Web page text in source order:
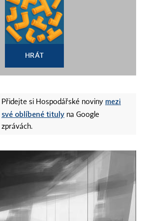
HRÁT
Přidejte si Hospodářské noviny mezi
své oblíbené tituly na Google
zprávách.